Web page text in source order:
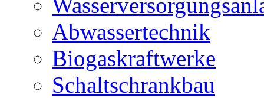
Abwassertechnik
Biogaskraftwerke
Schaltschrankbau